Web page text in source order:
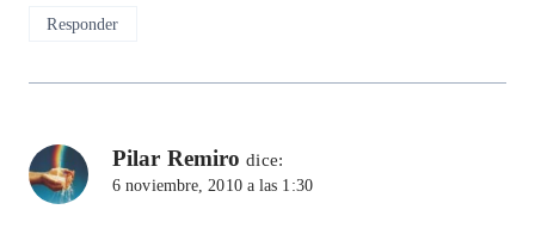
Responder
Pilar Remiro dice:
6 noviembre, 2010 a las 1:30